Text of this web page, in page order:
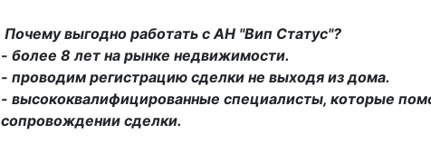
Почему выгодно работать с АН "Вип Статус"?
- более 8 лет на рынке недвижимости.
- проводим регистрацию сделки не выходя из дома.
- высококвалифицированные специалисты, которые
сопровождении сделки.